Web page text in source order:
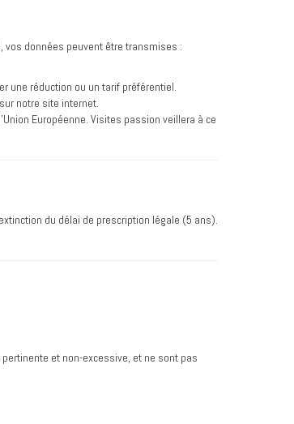
données peuvent être transmises :
une réduction ou un tarif préférentiel.
notre site internet.
Européenne. Visites passion veillera à ce
du délai de prescription légale (5 ans).
et non-excessive, et ne sont pas